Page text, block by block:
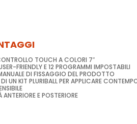
TOUCH A COLORI 7″
FRIENDLY E 12 PROGRAMMI IMPOSTABILI
DI FISSAGGIO DEL PRODOTTO
UN KIT PLURIBALL PER APPLICARE
E POSTERIORE